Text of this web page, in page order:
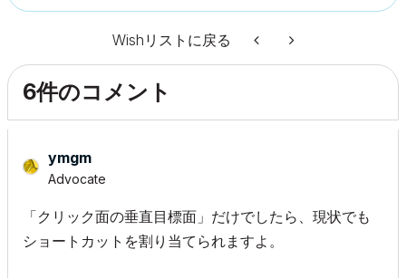
Wishリストに戻る
6件のコメント
ymgm
Advocate
「クリック面の垂直目標面」だけでしたら、現状でも
ショートカットを割り当てられますよ。